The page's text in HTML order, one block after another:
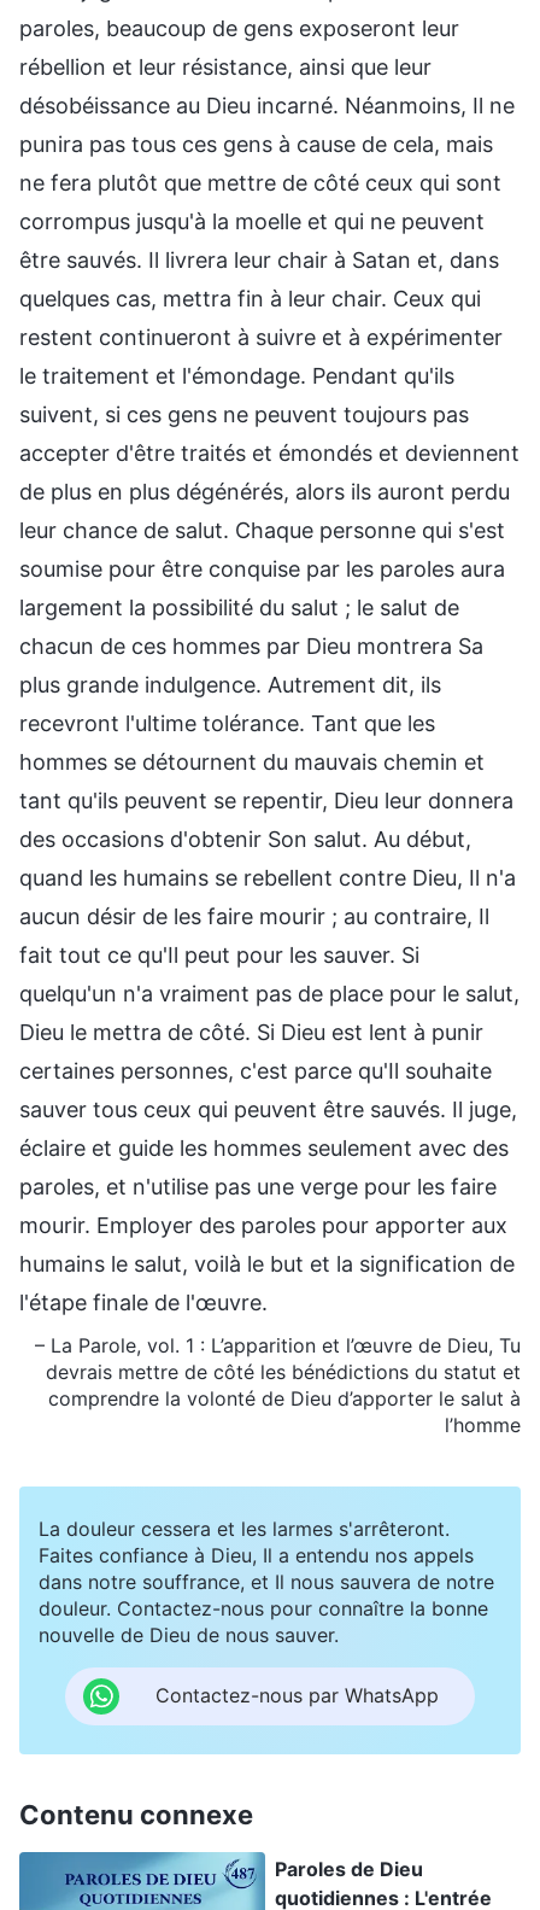
paroles, beaucoup de gens exposeront leur
rébellion et leur résistance, ainsi que leur
désobéissance au Dieu incarné. Néanmoins, Il ne
punira pas tous ces gens à cause de cela, mais
ne fera plutôt que mettre de côté ceux qui sont
corrompus jusqu'à la moelle et qui ne peuvent
être sauvés. Il livrera leur chair à Satan et, dans
quelques cas, mettra fin à leur chair. Ceux qui
restent continueront à suivre et à expérimenter
le traitement et l'émondage. Pendant qu'ils
suivent, si ces gens ne peuvent toujours pas
accepter d'être traités et émondés et deviennent
de plus en plus dégénérés, alors ils auront perdu
leur chance de salut. Chaque personne qui s'est
soumise pour être conquise par les paroles aura
largement la possibilité du salut ; le salut de
chacun de ces hommes par Dieu montrera Sa
plus grande indulgence. Autrement dit, ils
recevront l'ultime tolérance. Tant que les
hommes se détournent du mauvais chemin et
tant qu'ils peuvent se repentir, Dieu leur donnera
des occasions d'obtenir Son salut. Au début,
quand les humains se rebellent contre Dieu, Il n'a
aucun désir de les faire mourir ; au contraire, Il
fait tout ce qu'Il peut pour les sauver. Si
quelqu'un n'a vraiment pas de place pour le salut,
Dieu le mettra de côté. Si Dieu est lent à punir
certaines personnes, c'est parce qu'Il souhaite
sauver tous ceux qui peuvent être sauvés. Il juge,
éclaire et guide les hommes seulement avec des
paroles, et n'utilise pas une verge pour les faire
mourir. Employer des paroles pour apporter aux
humains le salut, voilà le but et la signification de
l'étape finale de l'œuvre.
– La Parole, vol. 1 : L’apparition et l’œuvre de Dieu, Tu
devrais mettre de côté les bénédictions du statut et
comprendre la volonté de Dieu d’apporter le salut à
l’homme
La douleur cessera et les larmes s'arrêteront.
Faites confiance à Dieu, Il a entendu nos appels
dans notre souffrance, et Il nous sauvera de notre
douleur. Contactez-nous pour connaître la bonne
nouvelle de Dieu de nous sauver.
Contactez-nous par WhatsApp
Contenu connexe
Paroles de Dieu
quotidiennes : L'entrée